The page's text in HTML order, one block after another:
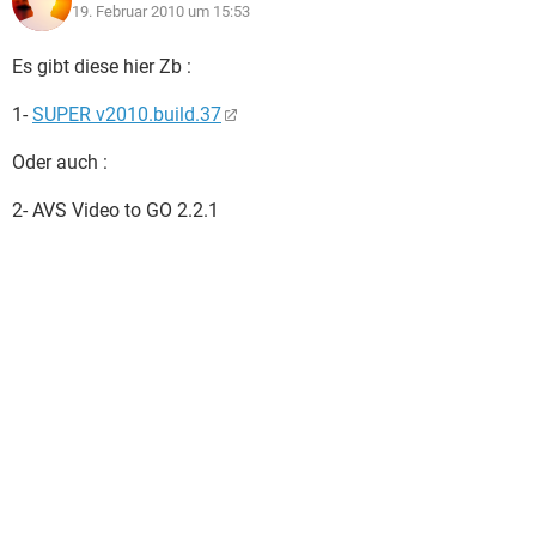
19. Februar 2010 um 15:53
Es gibt diese hier Zb :
1- SUPER v2010.build.37
Oder auch :
2- AVS Video to GO 2.2.1